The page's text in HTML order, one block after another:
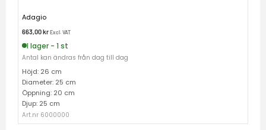
Adagio
663,00krExcl. VAT
I lager - 1 st
Antal kan ändras från dag till dag
Höjd: 26 cm
Diameter: 25 cm
Öppning: 20 cm
Djup: 25 cm
Art.nr 6000000